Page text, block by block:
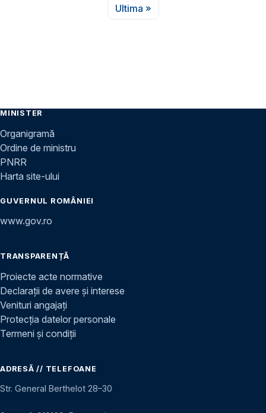
Ultima pagină
Ultima »
MINISTER
Organigramă
Ordine de ministru
PNRR
Harta site-ului
GUVERNUL ROMÂNIEI
www.gov.ro
TRANSPARENȚĂ
Proiecte acte normative
Declarații de avere și interese
Venituri angajați
Protecția datelor personale
Termeni și condiții
ADRESĂ // TELEFOANE
Str. General Berthelot 28–30